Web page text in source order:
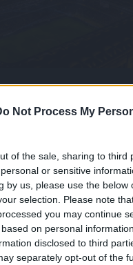
Not Process My
of the sale, sharing to third
or sensitive
by us, please use the below
selection. Please note
you may continue
on personal
disclosed to third
separately opt-out of the